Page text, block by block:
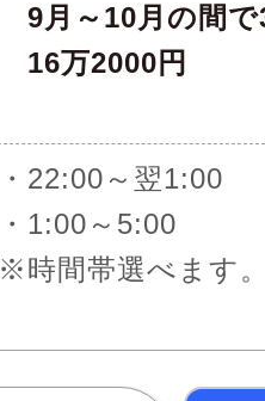
9月～10月の間で
16万2000円
・22:00～翌1:00
・1:00～5:00
※時間帯選べます